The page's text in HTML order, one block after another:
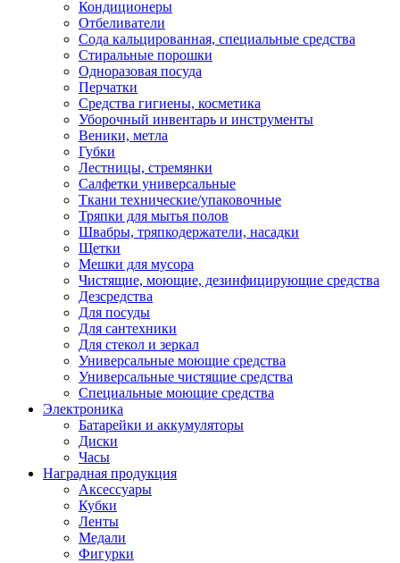
Кондиционеры
Отбеливатели
Сода кальцированная, специальные средства
Стиральные порошки
Одноразовая посуда
Перчатки
Средства гигиены, косметика
Уборочный инвентарь и инструменты
Веники, метла
Губки
Лестницы, стремянки
Салфетки универсальные
Ткани технические/упаковочные
Тряпки для мытья полов
Швабры, тряпкодержатели, насадки
Щетки
Мешки для мусора
Чистящие, моющие, дезинфицирующие средства
Дезсредства
Для посуды
Для сантехники
Для стекол и зеркал
Универсальные моющие средства
Универсальные чистящие средства
Специальные моющие средства
Электроника
Батарейки и аккумуляторы
Диски
Часы
Наградная продукция
Аксессуары
Кубки
Ленты
Медали
Фигурки